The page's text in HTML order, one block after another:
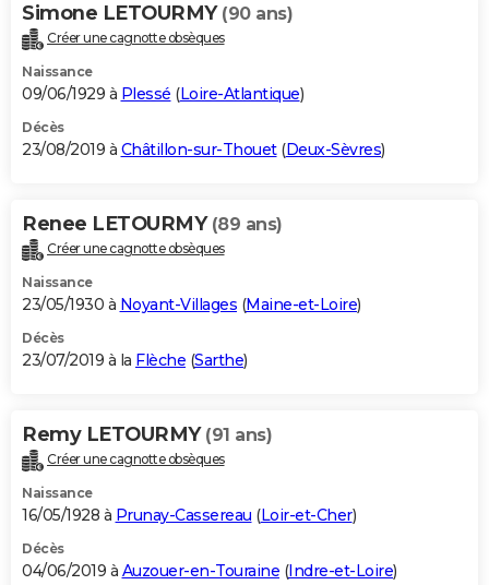
Simone LETOURMY (90 ans)
Créer une cagnotte obsèques
Naissance
09/06/1929 à Plessé (Loire-Atlantique)
Décès
23/08/2019 à Châtillon-sur-Thouet(Deux-Sèvres)
Renee LETOURMY (89 ans)
Créer une cagnotte obsèques
Naissance
23/05/1930 à Noyant-Villages (Maine-et-Loire)
Décès
23/07/2019 à la Flèche (Sarthe)
Remy LETOURMY (91 ans)
Créer une cagnotte obsèques
Naissance
16/05/1928 à Prunay-Cassereau (Loir-et-Cher)
Décès
04/06/2019 à Auzouer-en-Touraine (Indre-et-Loire)